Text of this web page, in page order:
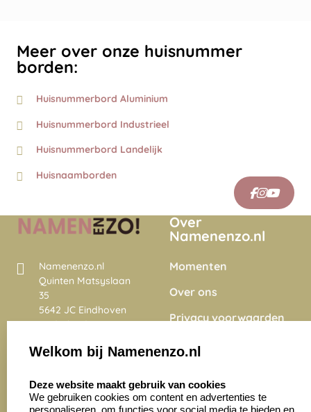
Meer over onze huisnummer
borden:
Huisnummerbord Aluminium
Huisnummerbord Industrieel
Huisnummerbord Landelijk
Huisnaamborden
Namenenzo.nl
Quinten Matsyslaan
35
5642 JC Eindhoven
Nederland
4028 beoordelingen
Over
Namenenzo.nl
Momenten
Over ons
Privacy voorwaarden
Onze vacatures
Welkom bij Namenenzo.nl
Deze website maakt gebruik van cookies
We gebruiken cookies om content en advertenties te
personaliseren, om functies voor social media te bieden en